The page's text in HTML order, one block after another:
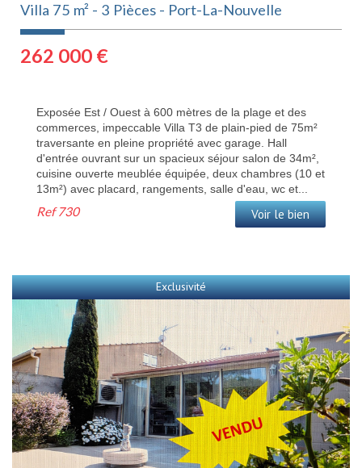
Villa 75 m² - 3 Pièces - Port-La-Nouvelle
262 000 €
Exposée Est / Ouest à 600 mètres de la plage et des
commerces, impeccable Villa T3 de plain-pied de 75m²
traversante en pleine propriété avec garage. Hall
d'entrée ouvrant sur un spacieux séjour salon de 34m²,
cuisine ouverte meublée équipée, deux chambres (10 et
13m²) avec placard, rangements, salle d'eau, wc et...
Ref730 Voir le bien
Exclusivité